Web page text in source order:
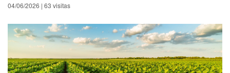
04/06/2026 | 63 visitas